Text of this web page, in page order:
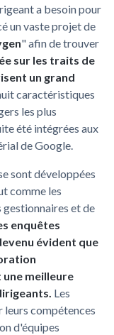
a besoin pour
un vaste projet de
" afin de trouver
sur les traits de
un grand
caractéristiques
les plus
été intégrées aux
de Google.
sont développées
comme les
gestionnaires et de
enquêtes
évident que
meilleure
Les
compétences
d'équipes